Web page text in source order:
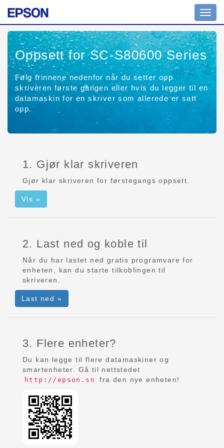
Oppsett for SC-S80600 Series
Følg trinnene nedenfor når du setter opp
skriveren første gangen eller hvis du legger til en
datamaskin for en skriver som allerede er satt
opp.
1. Gjør klar skriveren
Gjør klar skriveren for førstegangs oppsett.
Vis »
2. Last ned og koble til
Når du har lastet ned gratis programvare for
enheten, kan du starte tilkoblingen til
skriveren.
Last ned »
3. Flere enheter?
Du kan legge til flere datamaskiner og
smartenheter. Gå til nettstedet
http://epson.sn fra den nye enheten!